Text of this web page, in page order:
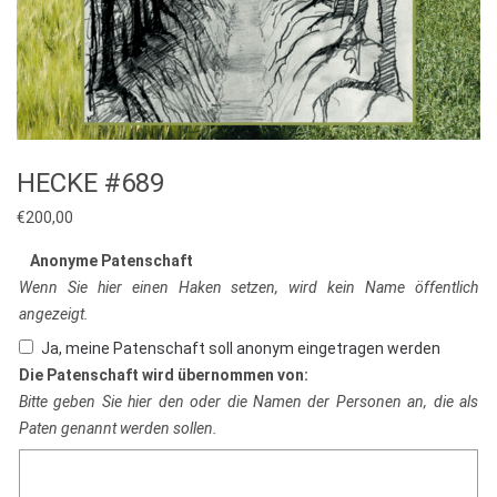
HECKE #689
€200,00
Anonyme Patenschaft
Wenn Sie hier einen Haken setzen, wird kein Name öffentlich
angezeigt.
Ja, meine Patenschaft soll anonym eingetragen werden
Die Patenschaft wird übernommen von:
Bitte geben Sie hier den oder die Namen der Personen an, die als
Paten genannt werden sollen.